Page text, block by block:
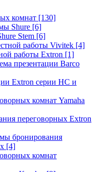
комнат [130]
Shure [6]
Stem [6]
работы Vivitek [4]
работы Extron [1]
презентации Barco
Extron серии HC и
комнат Yamaha
переговорных Extron
бронирования
[4]
комнат